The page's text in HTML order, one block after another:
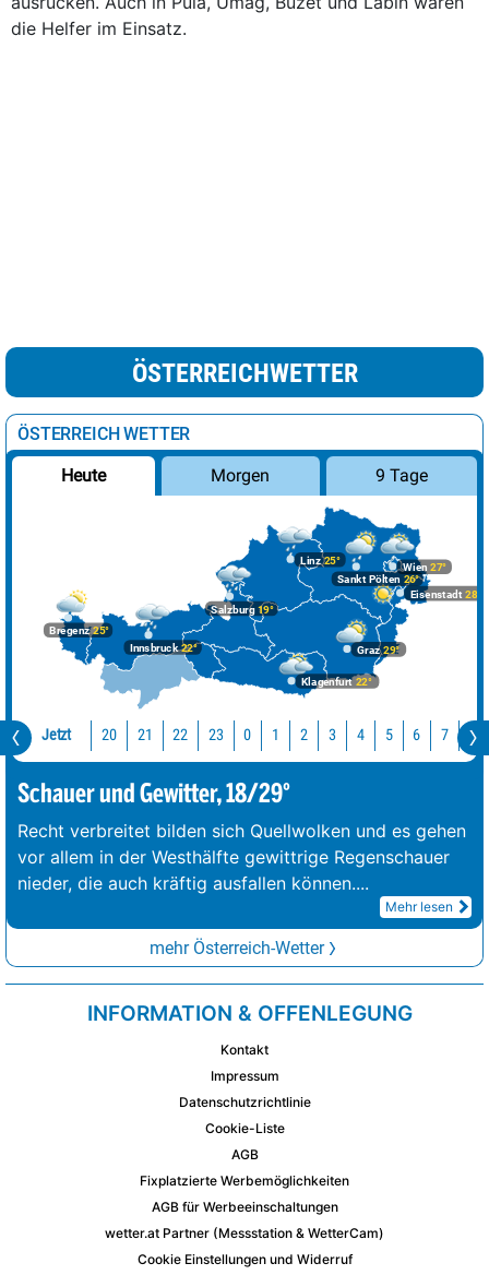
die Helfer im Einsatz.
ÖSTERREICHWETTER
ÖSTERREICH WETTER
Heute Morgen 9 Tage
Bregenz25°
Graz29°
Innsbruck22°
Klagenfurt 22°
Linz25°
Salzburg19°
Wien 27°
Eisenstadt 28°
Sankt Pölten 26°
Jetzt 20 21 22 23 0 1 2 3 4 5 6 7 8
Schauer und Gewitter, 18/29°
Recht verbreitet bilden sich Quellwolken und es gehen
vor allem in der Westhälfte gewittrige Regenschauer
nieder, die auch kräftig ausfallen können....
Mehr lesen
mehr Österreich-Wetter
INFORMATION & OFFENLEGUNG
Kontakt
Impressum
Datenschutzrichtlinie
Cookie-Liste
AGB
Fixplatzierte Werbemöglichkeiten
AGB für Werbeeinschaltungen
wetter.at Partner (Messstation & WetterCam)
Cookie Einstellungen und Widerruf